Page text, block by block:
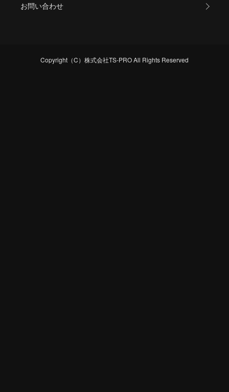
お問い合わせ
Copyright（C）株式会社TS-PRO All Rights Reserved